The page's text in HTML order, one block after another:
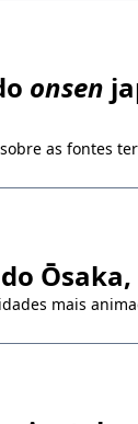
onsen
as fontes
mais